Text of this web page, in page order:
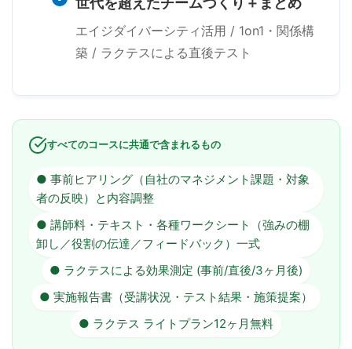
エイジダイバーシティ活用 / 1on1・関係構
築 / ラクテスによる直後テスト
すべてのコースに共通で含まれるもの
● 事前ヒアリング（自社のマネジメント課題・対象
者の反映）と内容調整
● 講師料・テキスト・各種ワークシート（強みの棚
卸し／役割の伝達／フィードバック）一式
● ラクテスによる効果測定 (事前/直後/3ヶ月後)
● 実施報告書（受講状況・テスト結果・施策提案）
● ラクテス ライトプラン12ヶ月無料